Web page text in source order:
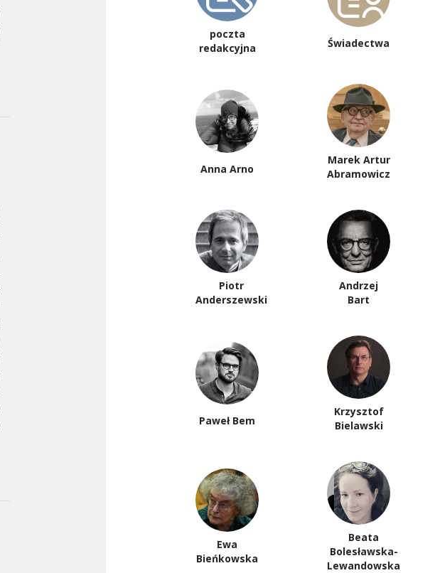
poczta
redakcyjna
Świadectwa
Anna Arno
Marek Artur
Abramowicz
Piotr
Anderszewski
Andrzej
Bart
Paweł Bem
Krzysztof
Bielawski
Ewa
Bieńkowska
Beata
Bolesławska-
Lewandowska